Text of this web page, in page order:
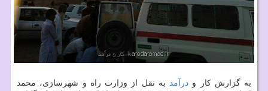
به گزارش كار و درآمد به نقل از وزارت راه و شهرسازی، محمد